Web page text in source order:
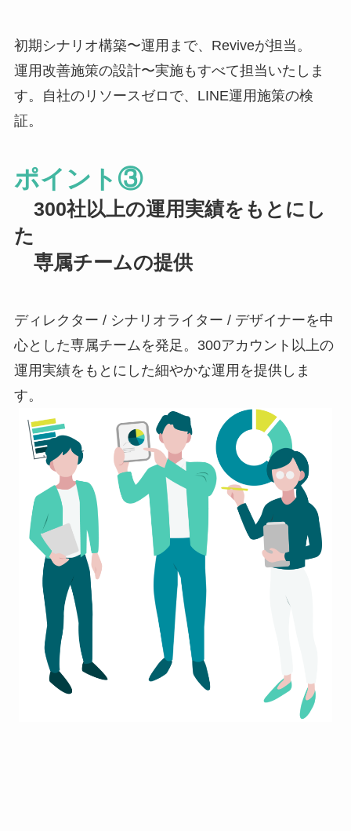
初期シナリオ構築〜運用まで、Reviveが担当。
運用改善施策の設計〜実施もすべて担当いたしま
す。自社のリソースゼロで、LINE運用施策の検
証。
ポイント③
300社以上の運用実績をもとにし
た
専属チームの提供
ディレクター / シナリオライター / デザイナーを中
心とした専属チームを発足。300アカウント以上の
運用実績をもとにした細やかな運用を提供しま
す。